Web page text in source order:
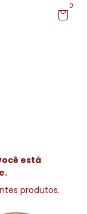
0
está
produtos.